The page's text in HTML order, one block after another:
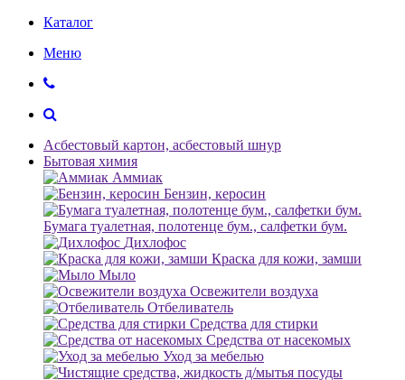
Каталог
Меню
Асбестовый картон, асбестовый шнур
Бытовая химия
Аммиак
Бензин, керосин
Бумага туалетная, полотенце бум., салфетки бум.
Дихлофос
Краска для кожи, замши
Мыло
Освежители воздуха
Отбеливатель
Средства для стирки
Средства от насекомых
Уход за мебелью